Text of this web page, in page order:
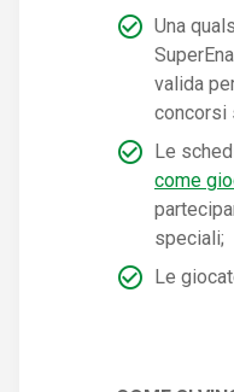
Una
valida
concorsi
Le
come
speciali;
Le